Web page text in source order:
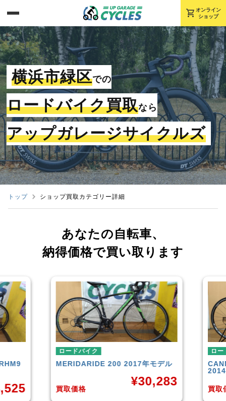
shopping_cart オンライン
ショップ
横浜市緑区での
ロードバイク買取なら
アップガレージサイクルズ
トップ ショップ買取カテゴリー詳細
あなたの自転車、
納得価格で買い取ります
ロードバイク
MERIDARIDE 200 2017年モデル
買取価格
30,283
ロード
2014年
買取価格